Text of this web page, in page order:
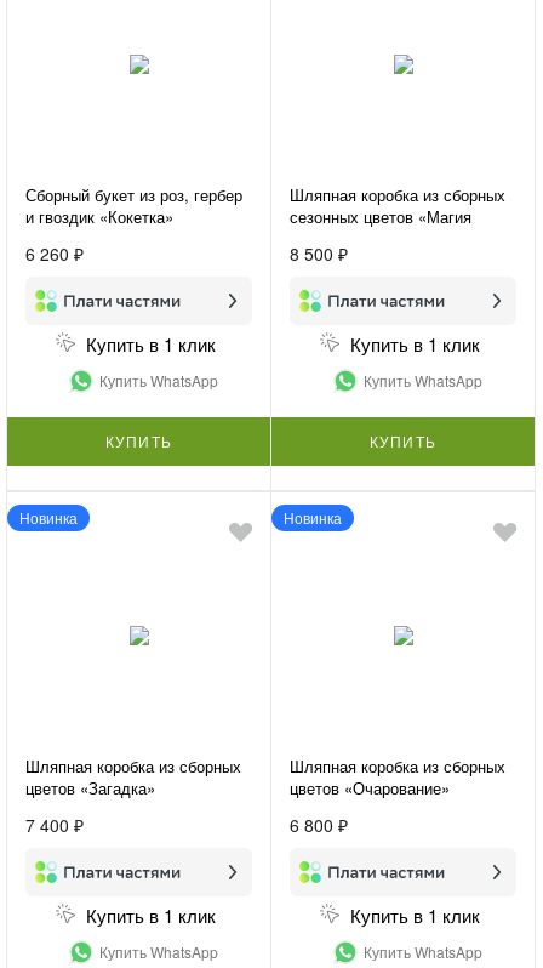
Сборный букет из роз, гербер
и гвоздик «Кокетка»
6 260 ₽
Купить в 1 клик
Купить WhatsApp
КУПИТЬ
Шляпная коробка из сборных
сезонных цветов «Магия
8 500 ₽
Купить в 1 клик
Купить WhatsApp
КУПИТЬ
Новинка
Шляпная коробка из сборных
цветов «Загадка»
7 400 ₽
Купить в 1 клик
Купить WhatsApp
Новинка
Шляпная коробка из сборных
цветов «Очарование»
6 800 ₽
Купить в 1 клик
Купить WhatsApp